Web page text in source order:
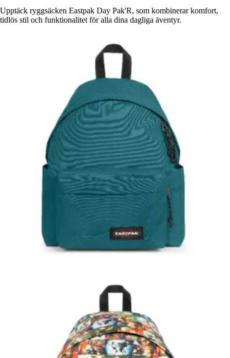
Upptäck ryggsäcken Eastpak Day Pak'R, som kombinerar komfort,
tidlös stil och funktionalitet för alla dina dagliga äventyr.